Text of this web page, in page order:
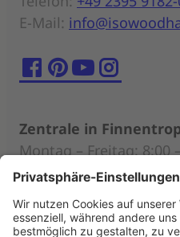
E-Mail:
Zentrale in
Montag – Freitag: 8:00
Persönliche Beratung
Terminabsprache
Öffnungszeiten)